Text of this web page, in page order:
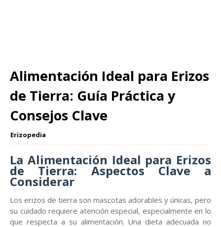
Alimentación Ideal para Erizos
de Tierra: Guía Práctica y
Consejos Clave
Erizopedia
La Alimentación Ideal para Erizos
de Tierra: Aspectos Clave a
Considerar
Los erizos de tierra son mascotas adorables y únicas, pero
su cuidado requiere atención especial, especialmente en lo
que respecta a su alimentación. Una dieta adecuada no